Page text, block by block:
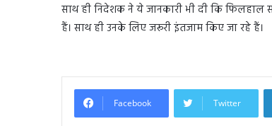
साथ ही निदेशक ने ये जानकारी भी दी कि फिलहाल
हैं। साथ ही उनके लिए जरूरी इंतजाम किए जा रहे हैं।
Facebook Twitter